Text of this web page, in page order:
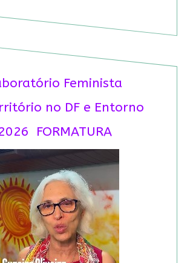
Feminista
no DF e Entorno
FORMATURA